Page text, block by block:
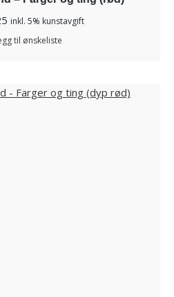
inkl. 5% kunstavgift
til ønskeliste